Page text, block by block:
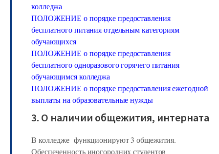
колледжа
ПОЛОЖЕНИЕ о порядке предоставления
бесплатного питания отдельным категориям
обучающихся
ПОЛОЖЕНИЕ о порядке предоставления
бесплатного одноразового горячего питания
обучающимся колледжа
ПОЛОЖЕНИЕ о порядке предоставления ежегодной
выплаты на образовательные нужды
3. О наличии общежития, интерната
В колледже функционируют 3 общежития.
Обеспеченность иногородних студентов